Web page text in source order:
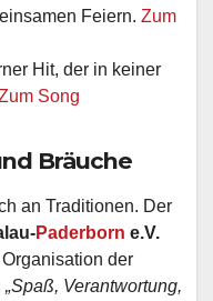
Feiern. Zum
Hit, der in keiner
Song
Bräuche
an Traditionen. Der
Paderborn e.V.
der
„Spaß, Verantwortung,